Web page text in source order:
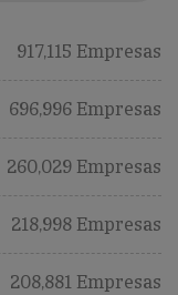
917,115 Empresas
696,996 Empresas
260,029 Empresas
218,998 Empresas
208,881 Empresas